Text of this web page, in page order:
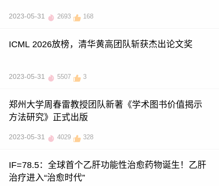
2023-05-31 2693 168
ICML 2026放榜，清华黄高团队斩获杰出论文奖
2023-05-31 5507 3
郑州大学周春雷教授团队新著《学术图书价值揭示
方法研究》正式出版
2023-05-31 4029 328
IF=78.5：全球首个乙肝功能性治愈药物诞生！乙肝
治疗进入“治愈时代”